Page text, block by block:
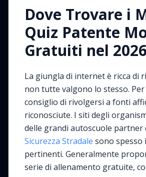
Dove Trovare i
Quiz Patente
Gratuiti nel
La giungla di internet è ricca di
non tutte valgono lo stesso. Per
consiglio di rivolgersi a fonti
riconosciute. I siti degli
delle grandi autoscuole partner
Sicurezza Stradale sono spesso
pertinenti. Generalmente
serie di allenamento gratuite,